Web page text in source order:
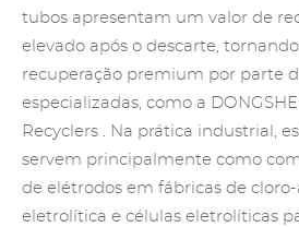
tubos apresentam um valor de
elevado após o descarte,
recuperação premium por parte
especializadas, como a
Recyclers . Na prática industrial,
servem principalmente como
de elétrodos em fábricas de
eletrolítica e células eletrolíticas